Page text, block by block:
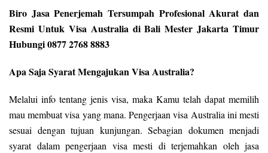
Biro Jasa Penerjemah Tersumpah Profesional Akurat dan
Resmi Untuk Visa Australia di Bali Mester Jakarta Timur
Hubungi 0877 2768 8883
Apa Saja Syarat Mengajukan Visa Australia?
Melalui info tentang jenis visa, maka Kamu telah dapat memilih
mau membuat visa yang mana. Pengerjaan visa Australia ini mesti
sesuai dengan tujuan kunjungan. Sebagian dokumen menjadi
syarat dalam pengerjaan visa mesti di terjemahkan oleh jasa